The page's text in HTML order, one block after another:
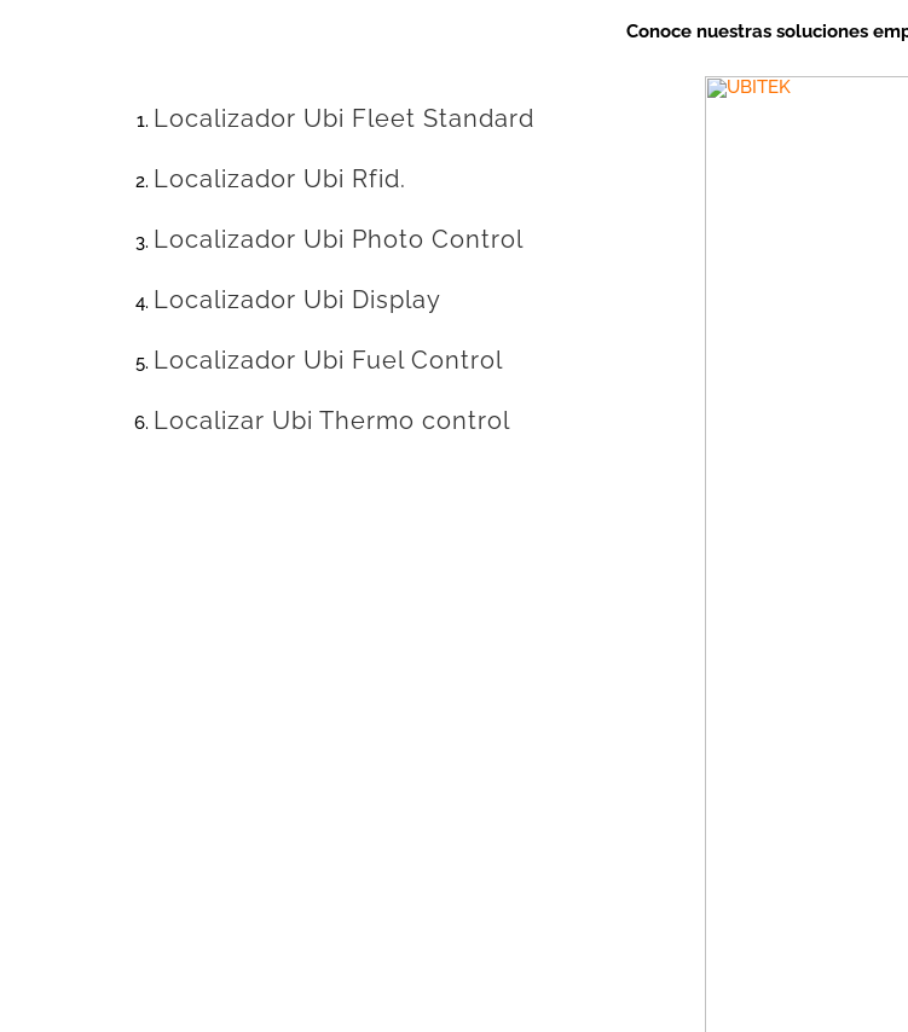
Conoce nuestras soluciones
Localizador Ubi Fleet Standard
Localizador Ubi Rfid.
Localizador Ubi Photo Control
Localizador Ubi Display
Localizador Ubi Fuel Control
Localizar Ubi Thermo control